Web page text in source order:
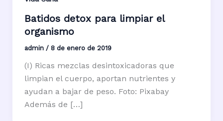
Batidos detox para limpiar el
organismo
admin / 8 de enero de 2019
(I) Ricas mezclas desintoxicadoras que
limpian el cuerpo, aportan nutrientes y
ayudan a bajar de peso. Foto: Pixabay
Además de […]